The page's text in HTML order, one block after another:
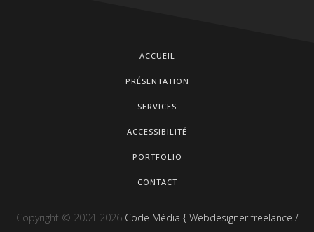
ACCUEIL
PRÉSENTATION
SERVICES
ACCESSIBILITÉ
PORTFOLIO
CONTACT
Copyright © 2004-2026 Code Média { Webdesigner freelance /